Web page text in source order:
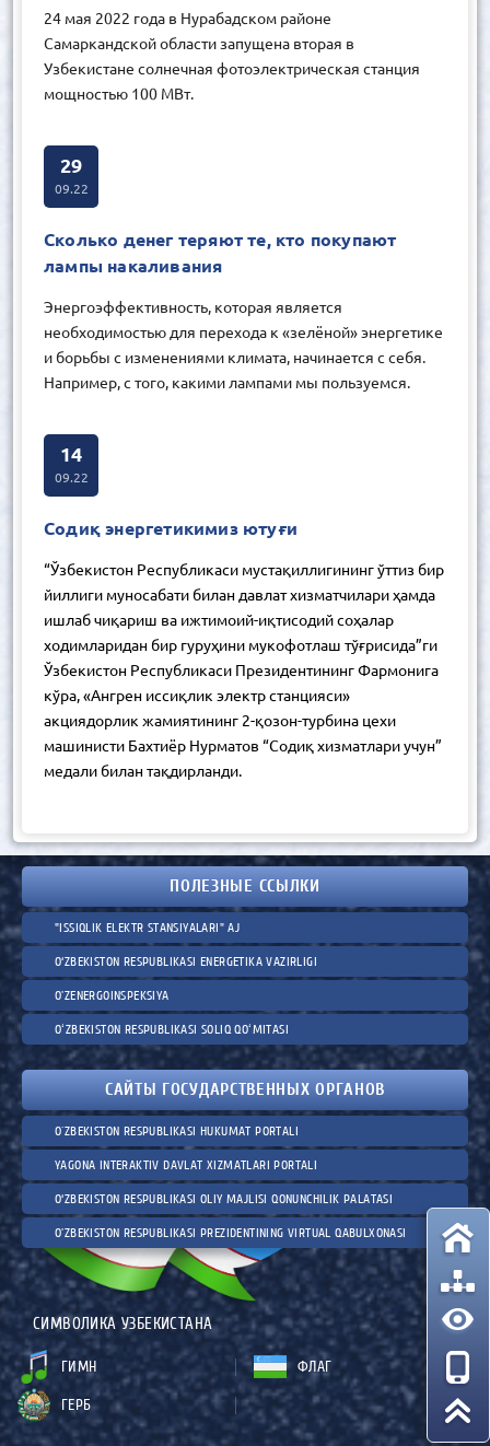
24 мая 2022 года в Нурабадском районе
Самаркандской области запущена вторая в
Узбекистане солнечная фотоэлектрическая станция
мощностью 100 МВт.
29
09.22
Сколько денег теряют те, кто покупают
лампы накаливания
Энергоэффективность, которая является
необходимостью для перехода к «зелёной» энергетике
и борьбы с изменениями климата, начинается с себя.
Например, с того, какими лампами мы пользуемся.
14
09.22
Содиқ энергетикимиз ютуғи
“Ўзбекистон Республикаси мустақиллигининг ўттиз бир
йиллиги муносабати билан давлат хизматчилари ҳамда
ишлаб чиқариш ва ижтимоий-иқтисодий соҳалар
ходимларидан бир гуруҳини мукофотлаш тўғрисида”ги
Ўзбекистон Республикаси Президентининг Фармонига
кўра, «Ангрен иссиқлик электр станцияси»
акциядорлик жамиятининг 2-қозон-турбина цехи
машинисти Бахтиёр Нурматов “Содиқ хизматлари учун”
медали билан тақдирланди.
ПОЛЕЗНЫЕ ССЫЛКИ
"ISSIQLIK ELEKTR STANSIYALARI" AJ
O‘ZBEKISTON RESPUBLIKASI ENERGETIKA VAZIRLIGI
O'ZENERGOINSPEKSIYA
OʻZBEKISTON RESPUBLIKASI SOLIQ QOʻMITASI
САЙТЫ ГОСУДАРСТВЕННЫХ ОРГАНОВ
O`ZBEKISTON RESPUBLIKASI HUKUMAT PORTALI
YAGONA INTERAKTIV DAVLAT XIZMATLARI PORTALI
O‘ZBEKISTON RESPUBLIKASI OLIY MAJLISI QONUNCHILIK PALATASI
O'ZBEKISTON RESPUBLIKASI PREZIDENTINING VIRTUAL QABULXONASI
СИМВОЛИКА УЗБЕКИСТАНА
ГИМН ФЛАГ
ГЕРБ